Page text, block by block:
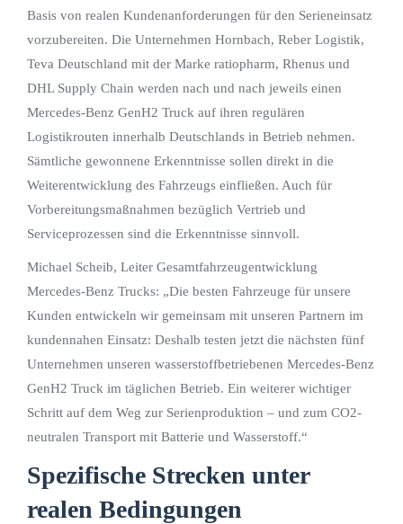
Basis von realen Kundenanforderungen für den Serieneinsatz
vorzubereiten. Die Unternehmen Hornbach, Reber Logistik,
Teva Deutschland mit der Marke ratiopharm, Rhenus und
DHL Supply Chain werden nach und nach jeweils einen
Mercedes-Benz GenH2 Truck auf ihren regulären
Logistikrouten innerhalb Deutschlands in Betrieb nehmen.
Sämtliche gewonnene Erkenntnisse sollen direkt in die
Weiterentwicklung des Fahrzeugs einfließen. Auch für
Vorbereitungsmaßnahmen bezüglich Vertrieb und
Serviceprozessen sind die Erkenntnisse sinnvoll.
Michael Scheib, Leiter Gesamtfahrzeugentwicklung
Mercedes-Benz Trucks: „Die besten Fahrzeuge für unsere
Kunden entwickeln wir gemeinsam mit unseren Partnern im
kundennahen Einsatz: Deshalb testen jetzt die nächsten fünf
Unternehmen unseren wasserstoffbetriebenen Mercedes-Benz
GenH2 Truck im täglichen Betrieb. Ein weiterer wichtiger
Schritt auf dem Weg zur Serienproduktion – und zum CO2-
neutralen Transport mit Batterie und Wasserstoff.“
Spezifische Strecken unter
realen Bedingungen